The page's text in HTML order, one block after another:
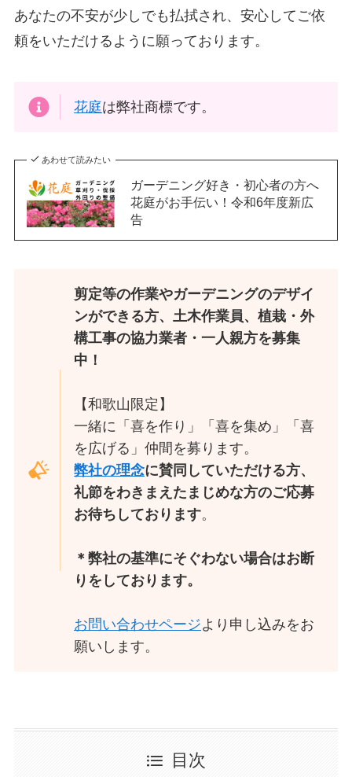
あなたの不安が少しでも払拭され、安心してご依
頼をいただけるように願っております。
花庭は弊社商標です。
あわせて読みたい
ガーデニング好き・初心者の方へ
花庭がお手伝い！令和6年度新広
告
剪定等の作業やガーデニングのデザイ
ンができる方、土木作業員、植栽・外
構工事の協力業者・一人親方を募集
中！
【和歌山限定】
一緒に「喜を作り」「喜を集め」「喜
を広げる」仲間を募ります。
弊社の理念に賛同していただける方、
礼節をわきまえたまじめな方のご応募
お待ちしております。
＊弊社の基準にそぐわない場合はお断
りをしております。
お問い合わせページより申し込みをお
願いします。
目次